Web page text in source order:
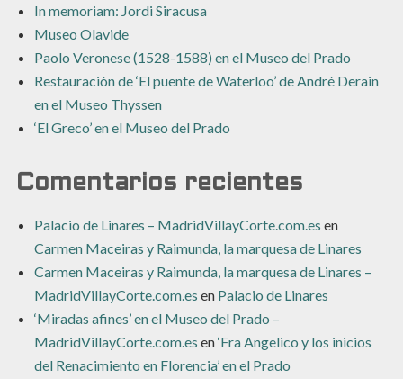
In memoriam: Jordi Siracusa
Museo Olavide
Paolo Veronese (1528-1588) en el Museo del Prado
Restauración de ‘El puente de Waterloo’ de André Derain
en el Museo Thyssen
‘El Greco’ en el Museo del Prado
Comentarios recientes
Palacio de Linares – MadridVillayCorte.com.es en
Carmen Maceiras y Raimunda, la marquesa de Linares
Carmen Maceiras y Raimunda, la marquesa de Linares –
MadridVillayCorte.com.es en Palacio de Linares
‘Miradas afines’ en el Museo del Prado –
MadridVillayCorte.com.es en‘Fra Angelico y los inicios
del Renacimiento en Florencia’ en el Prado